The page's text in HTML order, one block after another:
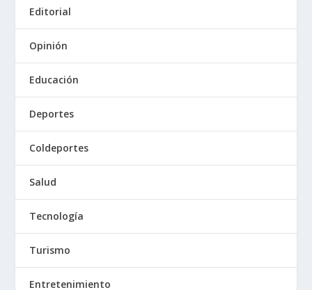
Editorial
Opinión
Educación
Deportes
Coldeportes
Salud
Tecnología
Turismo
Entretenimiento